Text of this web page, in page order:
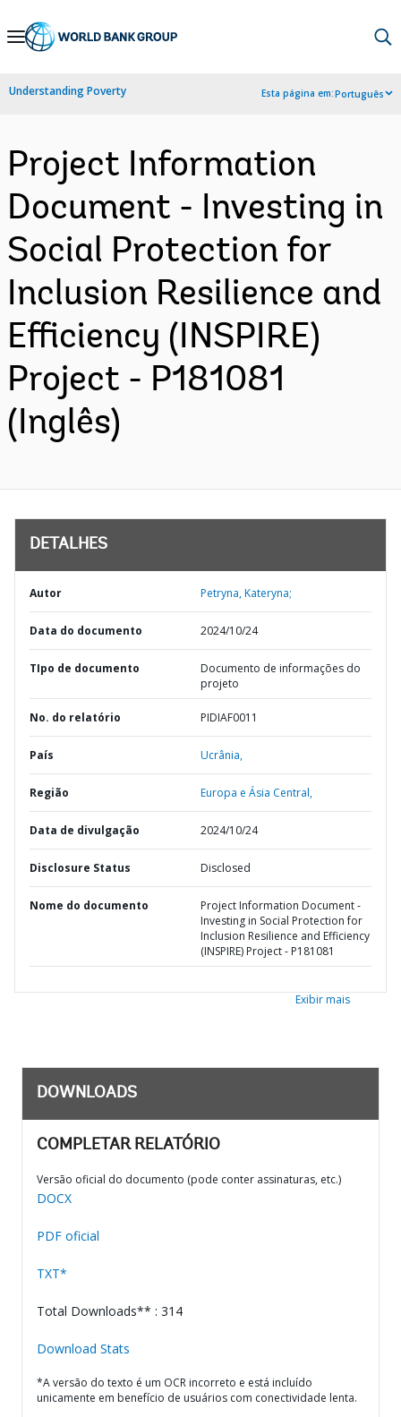
Skip
Navigation
Understanding Poverty Esta página em:Português
Project Information
Document - Investing in
Social Protection for
Inclusion Resilience and
Efficiency (INSPIRE)
Project - P181081
(Inglês)
DETALHES
Autor Petryna, Kateryna;
Data do documento 2024/10/24
TIpo de documento
Documento de informações do
projeto
No. do relatório PIDIAF0011
País Ucrânia,
Região Europa e Ásia Central,
Data de divulgação 2024/10/24
Disclosure Status Disclosed
Nome do documento
Project Information Document -
Investing in Social Protection for
Inclusion Resilience and Efficiency
(INSPIRE) Project - P181081
Exibir mais
DOWNLOADS
COMPLETAR RELATÓRIO
Versão oficial do documento (pode conter assinaturas, etc.)
DOCX
PDF oficial
TXT*
Total Downloads** : 314
Download Stats
*A versão do texto é um OCR incorreto e está incluído
unicamente em benefício de usuários com conectividade lenta.